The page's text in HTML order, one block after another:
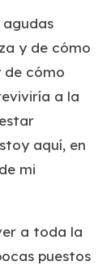
agudas
y de cómo
de cómo
a la
aquí, en
mi
a toda la
puestos